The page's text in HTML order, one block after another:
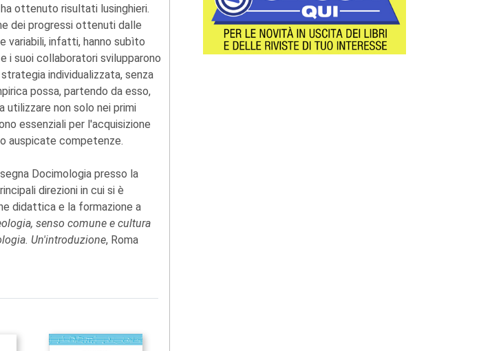
ottenuto risultati lusinghieri.
dei progressi ottenuti dalle
variabili, infatti, hanno subìto
i suoi collaboratori svilupparono
individualizzata, senza
possa, partendo da esso,
utilizzare non solo nei primi
essenziali per l'acquisizione
auspicate competenze.
Docimologia presso la
direzioni in cui si è
didattica e la formazione a
senso comune e cultura
Un'introduzione, Roma